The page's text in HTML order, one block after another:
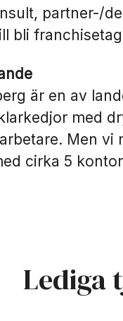
partner-/
bli
är en av
med
Men vi
cirka 5
Lediga